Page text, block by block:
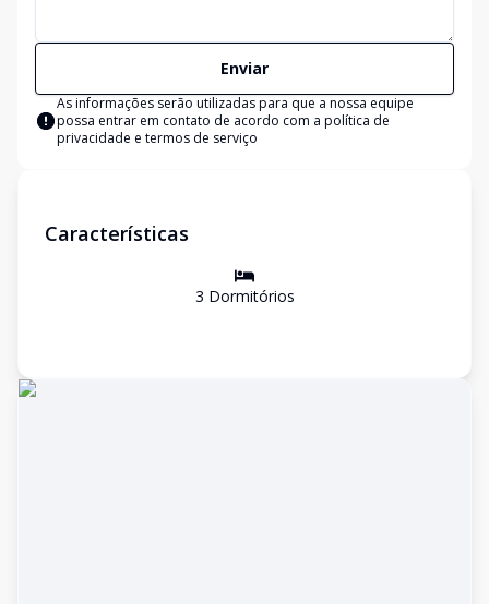
Enviar
As informações serão utilizadas para que a nossa equipe
possa entrar em contato de acordo com a política de
privacidade e termos de serviço
Características
3 Dormitórios